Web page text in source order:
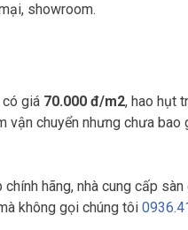
showroom.
giá 70.000 đ/m2, hao hụt
vận chuyển nhưng chưa bao
hãng, nhà cung cấp
không gọi chúng tôi